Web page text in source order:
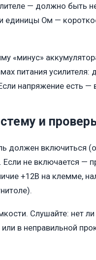
— должно быть
единицы Ом —
«минус»
питания
напряжение есть —
и
должен включиться
не включается —
+12В на клемме,
Слушайте: нет ли
в неправильной